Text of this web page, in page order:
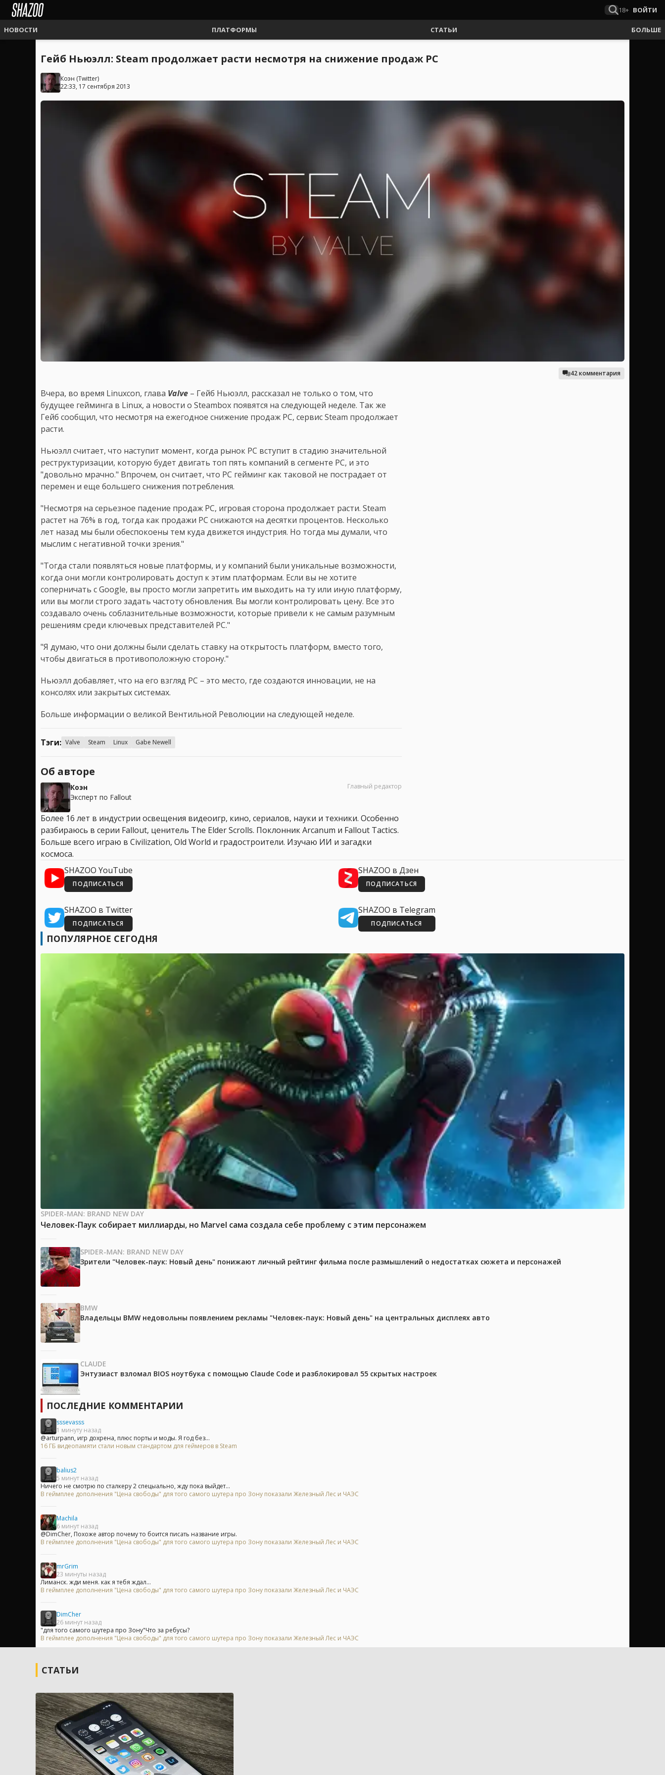
18+ ВОЙТИ
НОВОСТИ ПЛАТФОРМЫ СТАТЬИ БОЛЬШЕ
Гейб Ньюэлл: Steam продолжает расти несмотря на снижение продаж PC
Коэн (Twitter)
22:33, 17 сентября 2013
42 комментария
Вчера, во время Linuxcon, глава Valve – Гейб Ньюэлл, рассказал не только о том, что
будущее гейминга в Linux, а новости о Steambox появятся на следующей неделе. Так же
Гейб сообщил, что несмотря на ежегодное снижение продаж PC, сервис Steam продолжает
расти.
Ньюэлл считает, что наступит момент, когда рынок PC вступит в стадию значительной
реструктуризации, которую будет двигать топ пять компаний в сегменте PC, и это
"довольно мрачно." Впрочем, он считает, что PC гейминг как таковой не пострадает от
перемен и еще большего снижения потребления.
"Несмотря на серьезное падение продаж PC, игровая сторона продолжает расти. Steam
растет на 76% в год, тогда как продажи PC снижаются на десятки процентов. Несколько
лет назад мы были обеспокоены тем куда движется индустрия. Но тогда мы думали, что
мыслим с негативной точки зрения."
"Тогда стали появляться новые платформы, и у компаний были уникальные возможности,
когда они могли контролировать доступ к этим платформам. Если вы не хотите
соперничать с Google, вы просто могли запретить им выходить на ту или иную платформу,
или вы могли строго задать частоту обновления. Вы могли контролировать цену. Все это
создавало очень соблазнительные возможности, которые привели к не самым разумным
решениям среди ключевых представителей PC."
"Я думаю, что они должны были сделать ставку на открытость платформ, вместо того,
чтобы двигаться в противоположную сторону."
Ньюэлл добавляет, что на его взгляд PC – это место, где создаются инновации, не на
консолях или закрытых системах.
Больше информации о великой Вентильной Революции на следующей неделе.
Тэги: Valve Steam Linux Gabe Newell
Об авторе
Коэн
Эксперт по Fallout
Главный редактор
Более 16 лет в индустрии освещения видеоигр, кино, сериалов, науки и техники. Особенно
разбираюсь в серии Fallout, ценитель The Elder Scrolls. Поклонник Arcanum и Fallout Tactics.
Больше всего играю в Civilization, Old World и градостроители. Изучаю ИИ и загадки
космоса.
SHAZOO YouTube
ПОДПИСАТЬСЯ
SHAZOO в Дзен
ПОДПИСАТЬСЯ
SHAZOO в Twitter
ПОДПИСАТЬСЯ
SHAZOO в Telegram
ПОДПИСАТЬСЯ
ПОПУЛЯРНОЕ СЕГОДНЯ
SPIDER-MAN: BRAND NEW DAY
Человек-Паук собирает миллиарды, но Marvel сама создала себе проблему с этим персонажем
SPIDER-MAN: BRAND NEW DAY
Зрители "Человек-паук: Новый день" понижают личный рейтинг фильма после размышлений о недостатках сюжета и персонажей
BMW
Владельцы BMW недовольны появлением рекламы "Человек-паук: Новый день" на центральных дисплеях авто
CLAUDE
Энтузиаст взломал BIOS ноутбука с помощью Claude Code и разблокировал 55 скрытых настроек
ПОСЛЕДНИЕ КОММЕНТАРИИ
sssevasss
1 минуту назад
@arturpann, игр дохрена, плюс порты и моды. Я год без...
16 ГБ видеопамяти стали новым стандартом для геймеров в Steam
balius2
5 минут назад
Ничего не смотрю по сталкеру 2 спецыально, жду пока выйдет...
В геймплее дополнения "Цена свободы" для того самого шутера про Зону показали Железный Лес и ЧАЭС
Machila
6 минут назад
@DimCher, Похоже автор почему то боится писать название игры.
В геймплее дополнения "Цена свободы" для того самого шутера про Зону показали Железный Лес и ЧАЭС
mrGrim
23 минуты назад
Лиманск. жди меня. как я тебя ждал...
В геймплее дополнения "Цена свободы" для того самого шутера про Зону показали Железный Лес и ЧАЭС
DimCher
26 минут назад
"для того самого шутера про Зону"Что за ребусы?
В геймплее дополнения "Цена свободы" для того самого шутера про Зону показали Железный Лес и ЧАЭС
СТАТЬИ